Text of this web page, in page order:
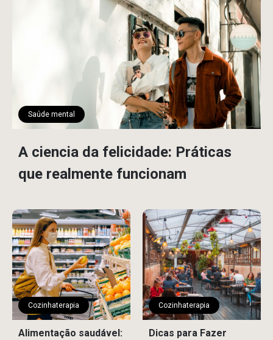
Saúde mental
A ciencia da felicidade: Práticas
que realmente funcionam
Cozinhaterapia
Alimentação saudável:
Cozinhaterapia
Dicas para Fazer